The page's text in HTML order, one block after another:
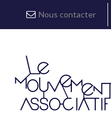
Nous contacter